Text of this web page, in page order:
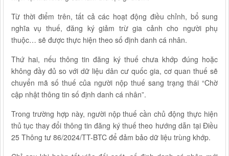
Từ thời điểm trên, tất cả các hoạt động điều chỉnh, bổ sung
nghĩa vụ thuế, đăng ký giảm trừ gia cảnh cho người phụ
thuộc… sẽ được thực hiện theo số định danh cá nhân.
Thứ hai, nếu thông tin đăng ký thuế chưa khớp đúng hoặc
không đầy đủ so với dữ liệu dân cư quốc gia, cơ quan thuế sẽ
chuyển mã số thuế của người nộp thuế sang trạng thái “Chờ
cập nhật thông tin số định danh cá nhân”.
Trong trường hợp này, người nộp thuế cần chủ động thực hiện
thủ tục thay đổi thông tin đăng ký thuế theo hướng dẫn tại Điều
25 Thông tư 86/2024/TT-BTC để đảm bảo dữ liệu trùng khớp.